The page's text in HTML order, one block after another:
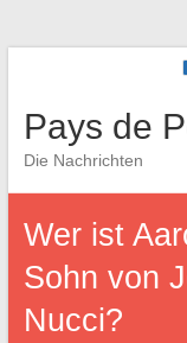
Pays de
Die Nachrichten
Wer ist
Sohn von
Nucci?